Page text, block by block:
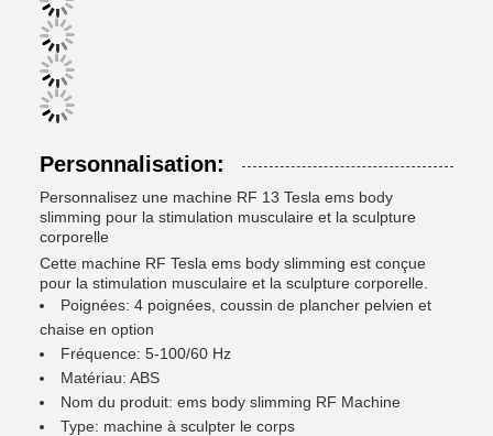
Personnalisation:
Personnalisez une machine RF 13 Tesla ems body
slimming pour la stimulation musculaire et la sculpture
corporelle
Cette machine RF Tesla ems body slimming est conçue
pour la stimulation musculaire et la sculpture corporelle.
Poignées: 4 poignées, coussin de plancher pelvien et
chaise en option
Fréquence: 5-100/60 Hz
Matériau: ABS
Nom du produit: ems body slimming RF Machine
Type: machine à sculpter le corps